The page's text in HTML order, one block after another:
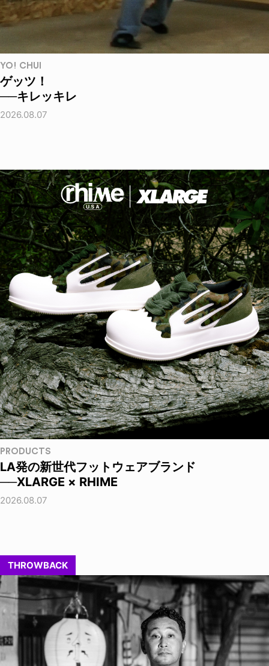
YO! CHUI
ゲッツ！
──キレッキレ
2026.08.07
PRODUCTS
LA発の新世代フットウェアブランド
──XLARGE × RHIME
2026.08.07
THROWBACK